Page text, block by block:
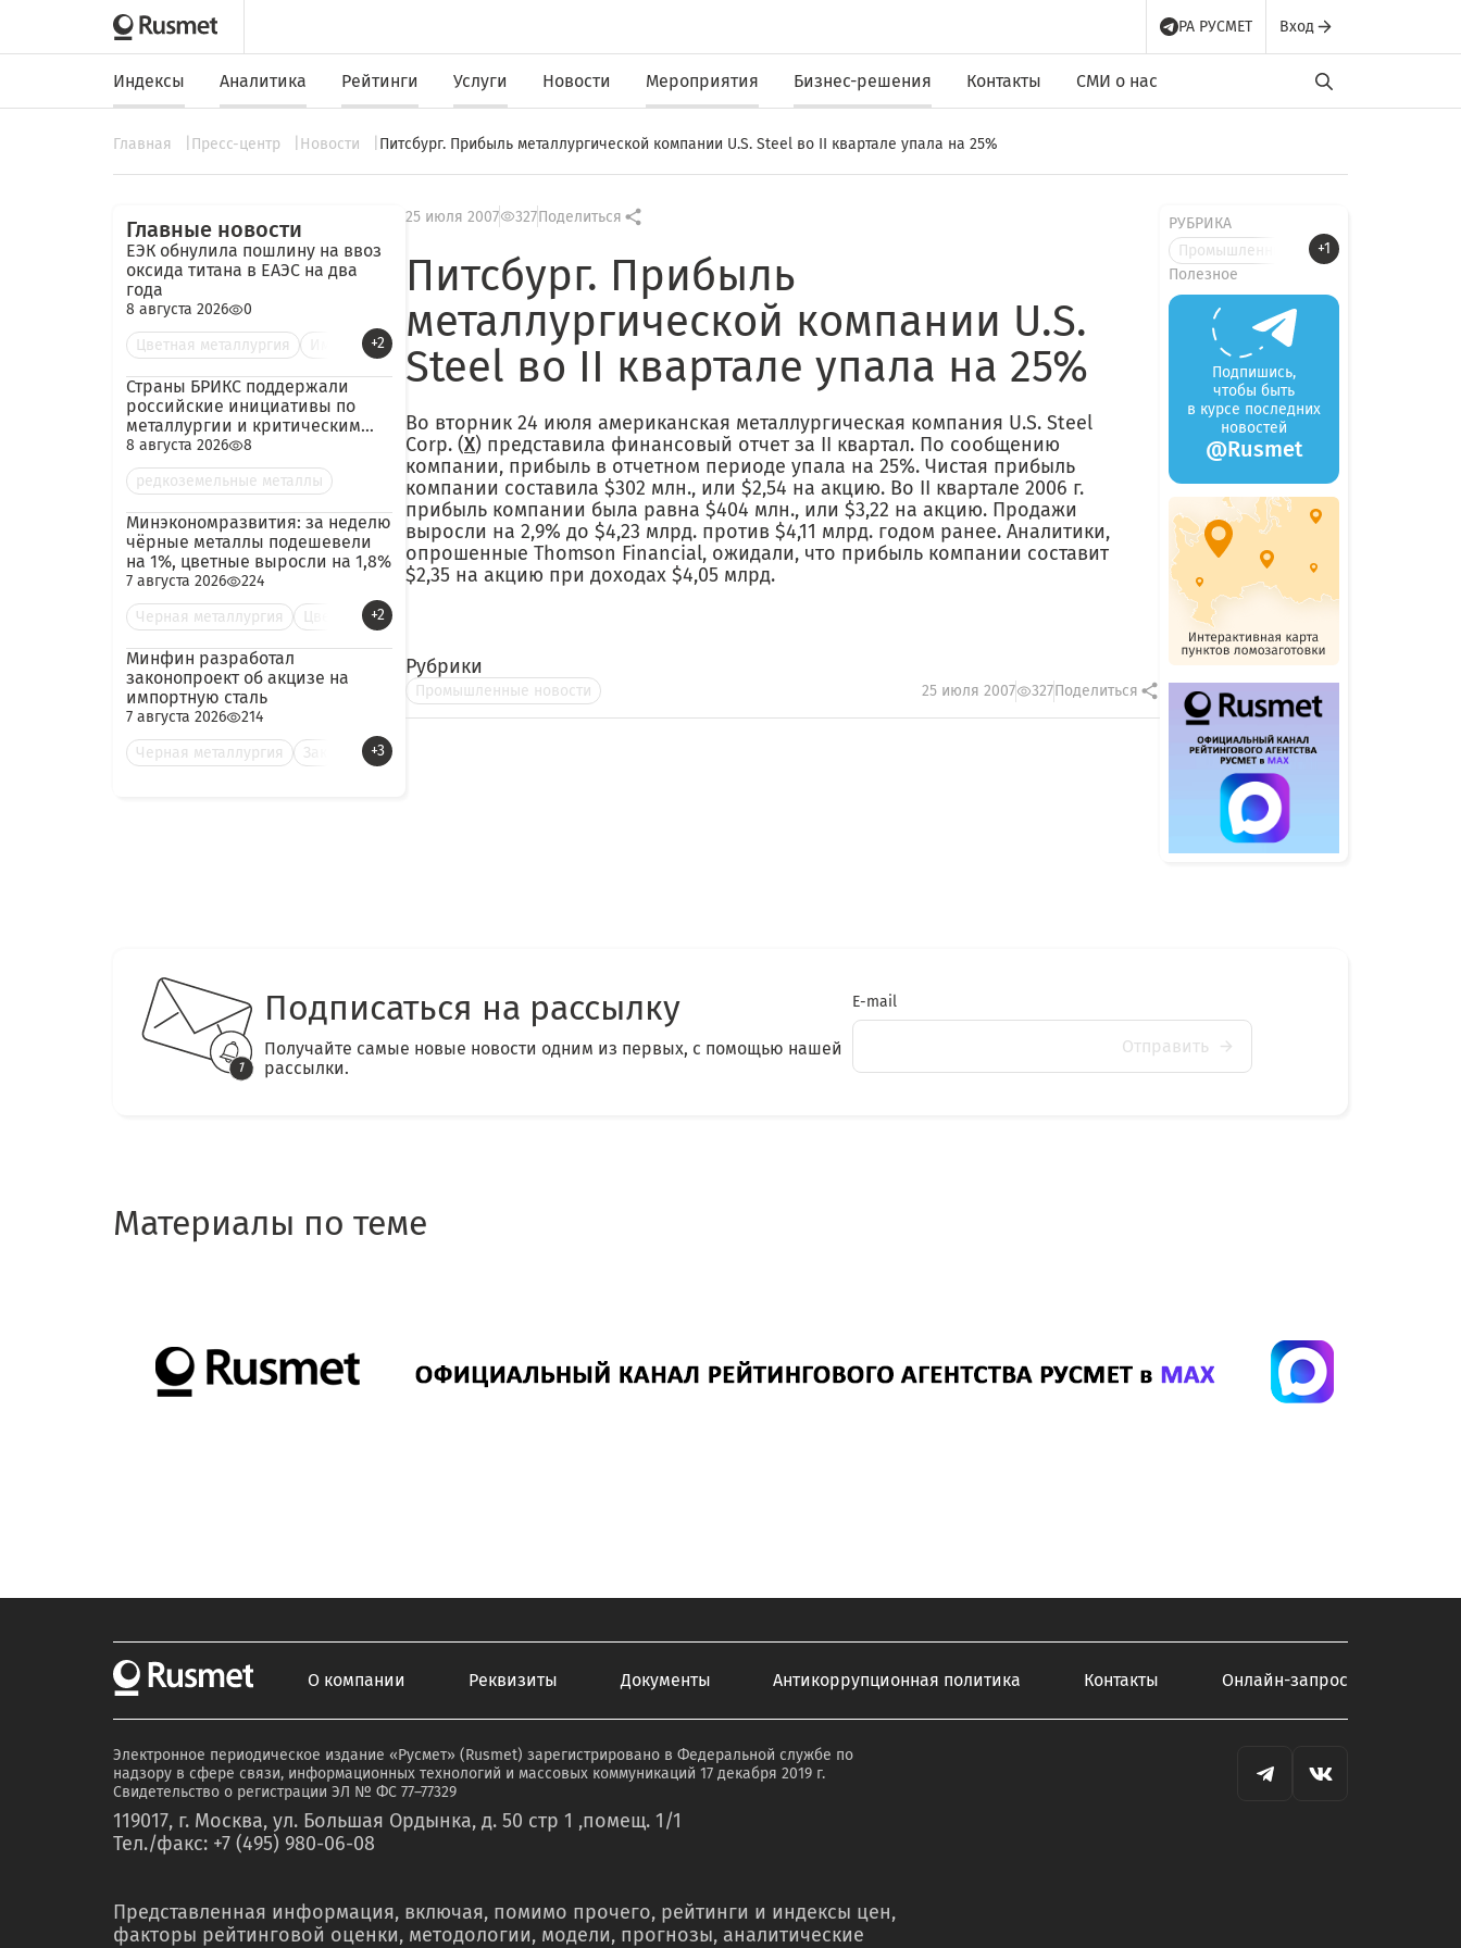
РА РУСМЕТ Вход
Индексы Аналитика Рейтинги Услуги Новости Мероприятия Бизнес-решения Контакты СМИ о нас
Главная Пресс-центр Новости Питсбург. Прибыль металлургической компании U.S. Steel во II квартале упала на 25%
Главные новости
ЕЭК обнулила пошлину на ввоз
оксида титана в ЕАЭС на два
года
8 августа 2026
0
Цветная металлургия
+2
Страны БРИКС поддержали
российские инициативы по
металлургии и критическим
минералам
8 августа 2026
8
редкоземельные металлы
Минэкономразвития: за неделю
чёрные металлы подешевели
на 1%, цветные выросли на 1,8%
7 августа 2026
224
Черная металлургия
Цве +2
Минфин разработал
законопроект об акцизе на
импортную сталь
7 августа 2026
214
Черная металлургия
Зак +3
25 июля 2007 327Поделиться
Питсбург. Прибыль
металлургической компании U.S.
Steel во II квартале упала на 25%
Во вторник 24 июля американская металлургическая компания U.S. Steel
Corp. (X) представила финансовый отчет за II квартал. По сообщению
компании, прибыль в отчетном периоде упала на 25%. Чистая прибыль
компании составила $302 млн., или $2,54 на акцию. Во II квартале 2006 г.
прибыль компании была равна $404 млн., или $3,22 на акцию. Продажи
выросли на 2,9% до $4,23 млрд. против $4,11 млрд. годом ранее. Аналитики,
опрошенные Thomson Financial, ожидали, что прибыль компании составит
$2,35 на акцию при доходах $4,05 млрд.
Рубрики
Промышленные новости 25 июля 2007 327Поделиться
РУБРИКА
Промышленные новости
+1
Полезное
Подпишись,
чтобы быть
в курсе последних
новостей
@Rusmet
Подписаться на рассылку
Получайте самые новые новости одним из первых, с помощью нашей
рассылки.
E-mail
Отправить
Материалы по теме
О компании Реквизиты Документы Антикоррупционная политика Контакты Онлайн-запрос
Электронное периодическое издание «Русмет» (Rusmet) зарегистрировано в Федеральной службе по
надзору в сфере связи, информационных технологий и массовых коммуникаций 17 декабря 2019 г.
Свидетельство о регистрации ЭЛ № ФС 77–77329
119017, г. Москва, ул. Большая Ордынка, д. 50 стр 1 ,помещ. 1/1
Тел./факс: +7 (495) 980-06-08
Представленная информация, включая, помимо прочего, рейтинги и индексы цен,
факторы рейтинговой оценки, методологии, модели, прогнозы, аналитические